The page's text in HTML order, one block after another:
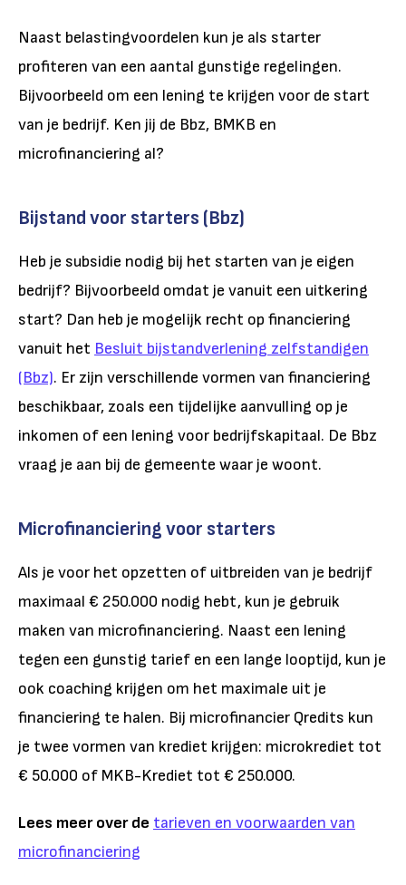
Naast belastingvoordelen kun je als starter
profiteren van een aantal gunstige regelingen.
Bijvoorbeeld om een lening te krijgen voor de start
van je bedrijf. Ken jij de Bbz, BMKB en
microfinanciering al?
Bijstand voor starters (Bbz)
Heb je subsidie nodig bij het starten van je eigen
bedrijf? Bijvoorbeeld omdat je vanuit een uitkering
start? Dan heb je mogelijk recht op financiering
vanuit het Besluit bijstandverlening zelfstandigen
(Bbz). Er zijn verschillende vormen van financiering
beschikbaar, zoals een tijdelijke aanvulling op je
inkomen of een lening voor bedrijfskapitaal. De Bbz
vraag je aan bij de gemeente waar je woont.
Microfinanciering voor starters
Als je voor het opzetten of uitbreiden van je bedrijf
maximaal € 250.000 nodig hebt, kun je gebruik
maken van microfinanciering. Naast een lening
tegen een gunstig tarief en een lange looptijd, kun je
ook coaching krijgen om het maximale uit je
financiering te halen. Bij microfinancier Qredits kun
je twee vormen van krediet krijgen: microkrediet tot
€ 50.000 of MKB-Krediet tot € 250.000.
Lees meer over de tarieven en voorwaarden van
microfinanciering